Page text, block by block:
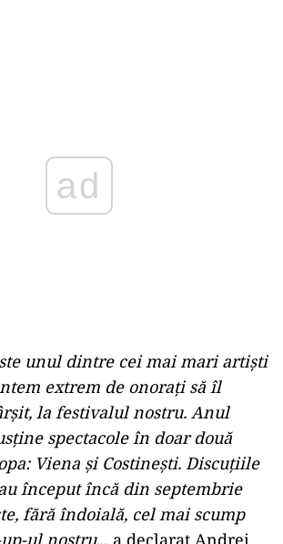
ad
unul dintre cei mai mari artiști
extrem de onorați să îl
la festivalul nostru. Anul
spectacole în doar două
Viena și Costinești. Discuțiile
început încă din septembrie
fără îndoială, cel mai scump